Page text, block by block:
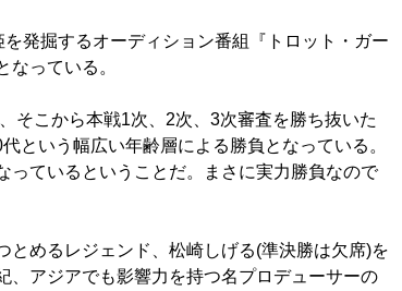
発掘するオーディション番組『トロット・ガー
っている。
そこから本戦1次、2次、3次審査を勝ち抜いた
という幅広い年齢層による勝負となっている。
っているということだ。まさに実力勝負なので
めるレジェンド、松崎しげる(準決勝は欠席)を
、アジアでも影響力を持つ名プロデューサーの